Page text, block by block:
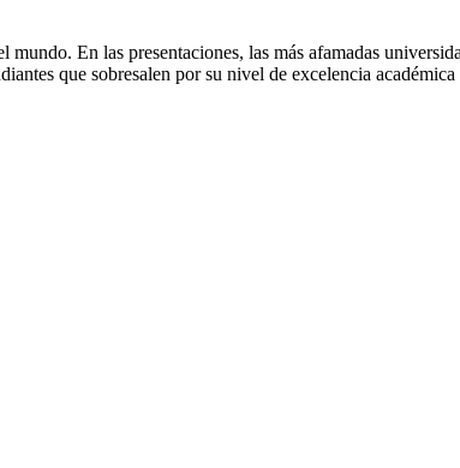
En las presentaciones, las más afamadas
que sobresalen por su nivel de excelencia